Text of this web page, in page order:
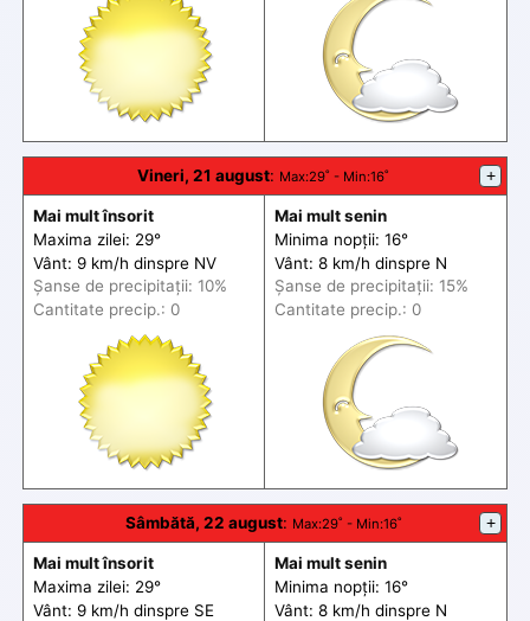
Vineri, 21 august: Max:29˚ - Min:16˚ +
Mai mult însorit
Maxima zilei: 29°
Vânt: 9 km/h dinspre NV
Șanse de precipitații: 10%
Cantitate precip.: 0
Mai mult senin
Minima nopții: 16°
Vânt: 8 km/h dinspre N
Șanse de precipitații: 15%
Cantitate precip.: 0
Sâmbătă, 22 august: Max:29˚ - Min:16˚ +
Mai mult însorit
Maxima zilei: 29°
Vânt: 9 km/h dinspre SE
Mai mult senin
Minima nopții: 16°
Vânt: 8 km/h dinspre N